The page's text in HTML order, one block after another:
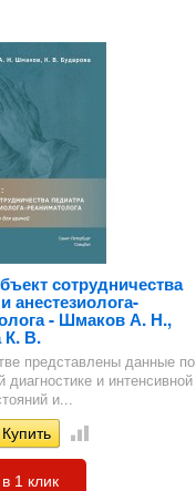
сотрудничества
анестезиолога-
- Шмаков А. Н.,
К. В.
представлены данные по
диагностике и интенсивной
и...
1 клик